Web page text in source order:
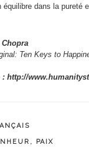
équilibre dans la pureté
Chopra
Ten Keys to
: http://
, PAIX